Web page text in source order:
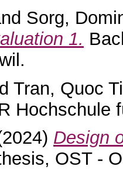
Sorg,
1.
Tran, Quoc
Hochschule
Design
OST -